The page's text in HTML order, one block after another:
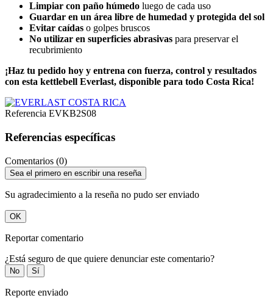
Limpiar con paño húmedo luego de cada uso
Guardar en un área libre de humedad y protegida del sol
Evitar caídas o golpes bruscos
No utilizar en superficies abrasivas para preservar el
recubrimiento
¡Haz tu pedido hoy y entrena con fuerza, control y resultados
con esta kettlebell Everlast, disponible para todo Costa Rica!
Referencia EVKB2S08
Referencias específicas
Comentarios (0)
Sea el primero en escribir una reseña
Su agradecimiento a la reseña no pudo ser enviado
OK
Reportar comentario
¿Está seguro de que quiere denunciar este comentario?
No Sí
Reporte enviado